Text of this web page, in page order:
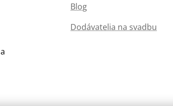
a
Blog
Dodávatelia na svadbu